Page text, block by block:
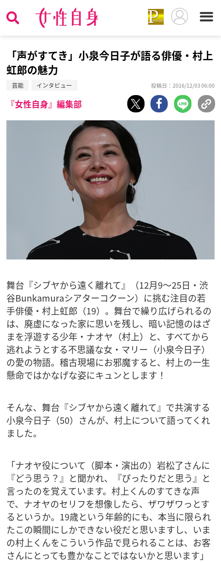
「声がすてき」小泉今日子が語る俳優・村上
虹郎の魅力
芸能 インタビュー 投稿日：2016/12/03 06:00
『女性自身』編集部
舞台『シブヤから遠く離れて』（12月9〜25日・渋
谷Bunkamuraシアターコクーン）に挑む注目の若
手俳優・村上虹郎（19）。舞台で繰り広げられるの
は、廃虚になった家に思いを残し、暗い記憶のはざ
まを浮遊する少年・ナオヤ（村上）と、すべてから
逃れようとする不思議な女・マリー（小泉今日子）
の愛の物語。稽古現場にお邪魔すると、村上の一生
懸命ではかなげな姿にキュンとします！
そんな、舞台『シブヤから遠く離れて』で共演する
小泉今日子（50）さんが、村上について語ってくれ
ました。
「ナオヤ役について（脚本・演出の）岩松了さんに
『どう思う？』と聞かれ、『ぴったりだと思う』と
言ったのを覚えています。村上くんのすてきな声
で、ナオヤのセリフを想像したら、ザワザワっとす
るというか。19歳という年齢的にも、本当に限られ
たこの瞬間にしかできない役だと思いますし、いま
の村上くんをこういう作品で見られることは、お客
さんにとっても豊かなことではないかと思います」